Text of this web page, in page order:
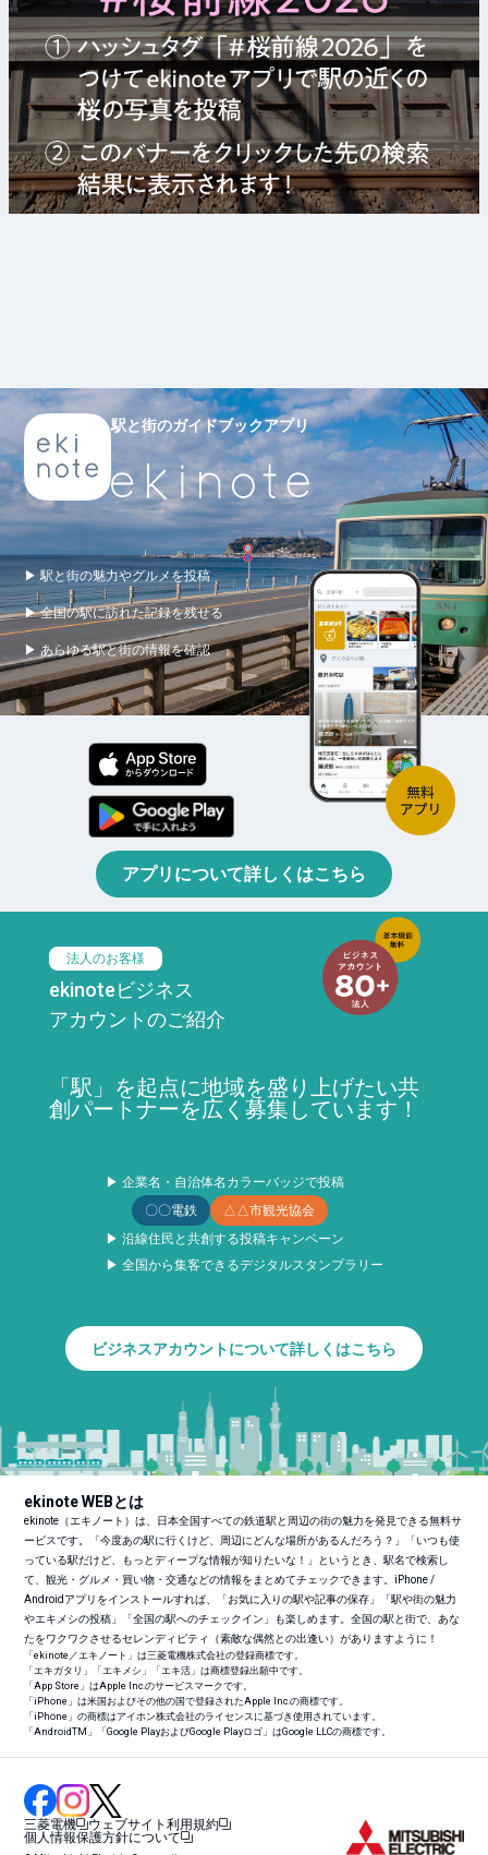
駅と街のガイドブックアプリ
▶ 駅と街の魅力やグルメを投稿
▶ 全国の駅に訪れた記録を残せる
▶ あらゆる駅と街の情報を確認
アプリについて詳しくはこちら
法人のお客様
ekinoteビジネス
アカウントのご紹介
「駅」を起点に地域を盛り上げたい共
創パートナーを広く募集しています！
▶ 企業名・自治体名カラーバッジで投稿
〇〇電鉄
△△市観光協会
▶ 沿線住民と共創する投稿キャンペーン
▶ 全国から集客できるデジタルスタンプラリー
ビジネスアカウントについて詳しくはこちら
ekinote WEBとは
ekinote（エキノート）は、日本全国すべての鉄道駅と周辺の街の魅力を発見できる無料サ
ービスです。「今度あの駅に行くけど、周辺にどんな場所があるんだろう？」「いつも使
っている駅だけど、もっとディープな情報が知りたいな！」というとき、駅名で検索し
て、観光・グルメ・買い物・交通などの情報をまとめてチェックできます。iPhone /
Androidアプリをインストールすれば、「お気に入りの駅や記事の保存」「駅や街の魅力
やエキメシの投稿」「全国の駅へのチェックイン」も楽しめます。全国の駅と街で、あな
たをワクワクさせるセレンディピティ（素敵な偶然との出逢い）がありますように！
「ekinote／エキノート」は三菱電機株式会社の登録商標です。
「エキガタリ」「エキメシ」「エキ活」は商標登録出願中です。
「App Store」はApple Inc.のサービスマークです。
「iPhone」は米国およびその他の国で登録されたApple Inc.の商標です。
「iPhone」の商標はアイホン株式会社のライセンスに基づき使用されています。
「AndroidTM 」「Google PlayおよびGoogle Playロゴ」はGoogle LLCの商標です。
三菱電機
ウェブサイト利用規約
個人情報保護方針について